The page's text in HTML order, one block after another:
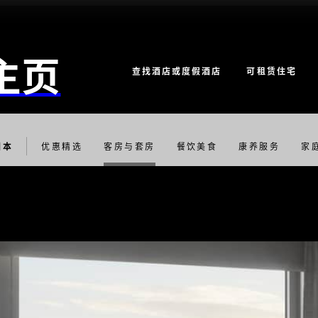
页 查找酒店或度假酒店 可租赁住宅
优惠精选 客房与套房 餐饮美食 康养服务 家